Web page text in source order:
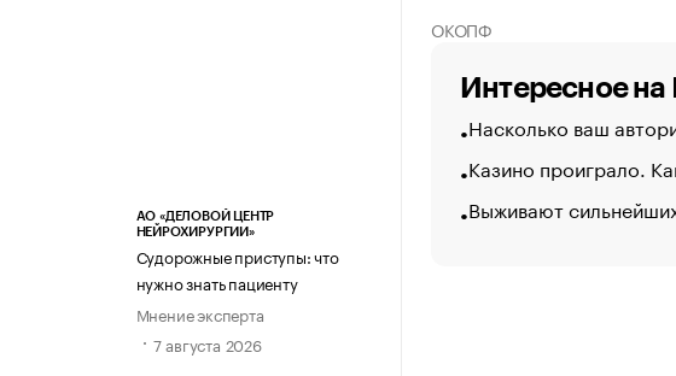
АО «ДЕЛОВОЙ ЦЕНТР
НЕЙРОХИРУРГИИ»
Судорожные приступы: что
нужно знать пациенту
Мнение эксперта
7 августа 2026
ОКОПФ
Интересное на
Насколько ваш
Казино проиграло.
Выживают